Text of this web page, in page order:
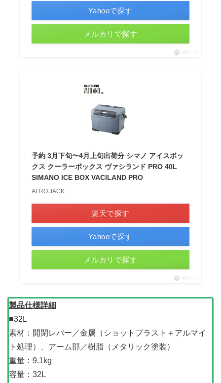
Yahooで探す
メルカリで探す
ポチップ
予約 3月下旬〜4月上旬出荷分 シマノ アイスボッ
クス クーラーボックス ヴァシランド PRO 40L
SIMANO ICE BOX VACILAND PRO
AFRO JACK
楽天で探す
Yahooで探す
メルカリで探す
ポチップ
製品仕様詳細
■32L
素材：開閉レバー／金属（ショットプラスト＋アルマイ
ト処理）、アーム部／樹脂（メタリック塗装）
重量：9.1kg
容量：32L